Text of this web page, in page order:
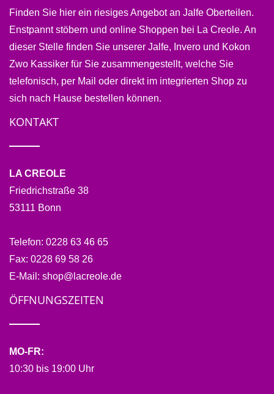
Finden Sie hier ein riesiges Angebot an Jalfe Oberteilen.
Enstpannt stöbern und online Shoppen bei La Creole. An
dieser Stelle finden Sie unserer Jalfe, Invero und Kokon
Zwo Kassiker für Sie zusammengestellt, welche Sie
telefonisch, per Mail oder direkt im integrierten Shop zu
sich nach Hause bestellen können.
KONTAKT
LA CREOLE
Friedrichstraße 38
53111 Bonn
Telefon: 0228 63 46 65
Fax: 0228 69 58 26
E-Mail: shop@lacreole.de
ÖFFNUNGSZEITEN
MO-FR:
10:30 bis 19:00 Uhr